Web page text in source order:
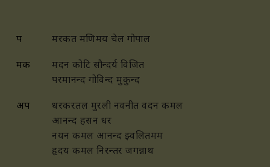
प
मरकत मणिमय चेल गोपाल
मक
मदन कोटि सौन्दर्य विजित
परमानन्द गोविन्द मुकुन्द
अप
धरकरतल मुरली नवनीत वदन कमल
आनन्द हसन धर
नयन कमल आनन्द झ्वलितमम
हृदय कमल निरन्तर जगन्नाथ